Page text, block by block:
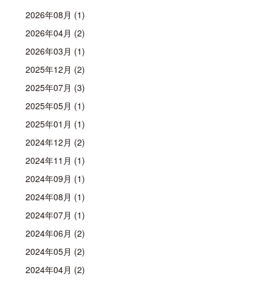
2026年08月 (1)
2026年04月 (2)
2026年03月 (1)
2025年12月 (2)
2025年07月 (3)
2025年05月 (1)
2025年01月 (1)
2024年12月 (2)
2024年11月 (1)
2024年09月 (1)
2024年08月 (1)
2024年07月 (1)
2024年06月 (2)
2024年05月 (2)
2024年04月 (2)